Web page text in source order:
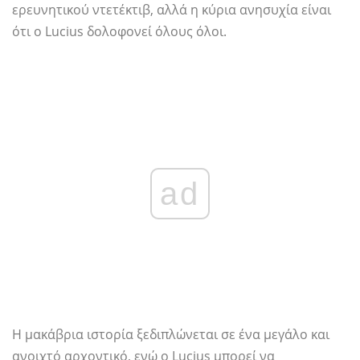
ερευνητικού ντετέκτιβ, αλλά η κύρια ανησυχία είναι
ότι ο Lucius δολοφονεί όλους όλοι.
ad
Η μακάβρια ιστορία ξεδιπλώνεται σε ένα μεγάλο και
ανοιχτό αρχοντικό, ενώ ο Lucius μπορεί να